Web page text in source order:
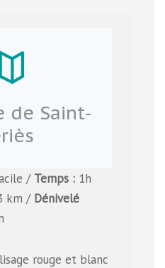
de Saint-
/ Temps : 1h
km / Dénivelé
rouge et blanc